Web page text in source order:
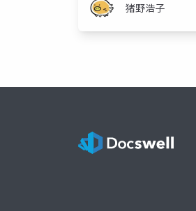
猪野浩子